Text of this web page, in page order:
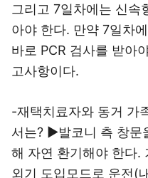
그리고 7일차에는 신속
아야 한다. 만약 7일차
바로 PCR 검사를 받아
고사항이다.
-재택치료자와 동거 가
서는? ▶발코니 측 창문
해 자연 환기해야 한다.
외기 도입모드로 운전(